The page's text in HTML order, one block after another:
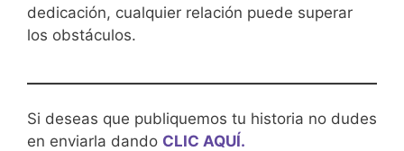
dedicación, cualquier relación puede superar
los obstáculos.
Si deseas que publiquemos tu historia no dudes
en enviarla dando CLIC AQUÍ.